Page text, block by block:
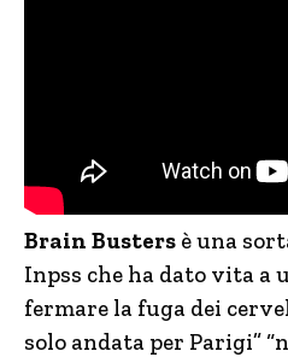
Brain Busters è una
Inpss che ha dato vita a
fermare la fuga dei
solo andata per Parigi”